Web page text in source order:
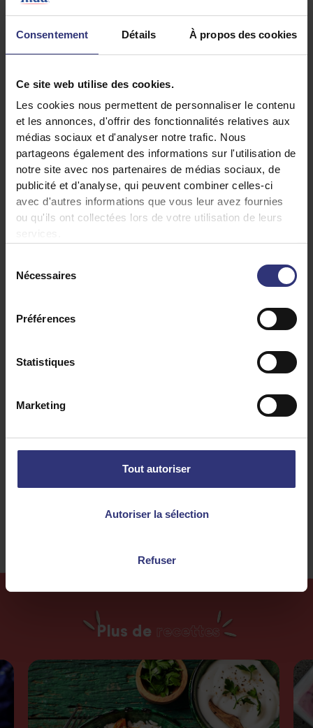
Consentement Détails À propos des cookies
Ce site web utilise des cookies.
Les cookies nous permettent de personnaliser le contenu
et les annonces, d'offrir des fonctionnalités relatives aux
médias sociaux et d'analyser notre trafic. Nous
partageons également des informations sur l'utilisation de
notre site avec nos partenaires de médias sociaux, de
publicité et d'analyse, qui peuvent combiner celles-ci
avec d'autres informations que vous leur avez fournies
ou qu'ils ont collectées lors de votre utilisation de leurs
services.
Nécessaires
Préférences
Statistiques
Marketing
Tout autoriser
Autoriser la sélection
Refuser
1 petit piment rouge
100 ml de bouillon de légumes
200 ml de tomates pelées
Huile d’arachide
2 poignées de cacahuètes grillées
Découvrez des recettes similaires
Plus de recettes